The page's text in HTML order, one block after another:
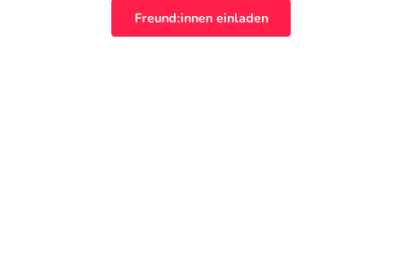
Freund:innen einladen